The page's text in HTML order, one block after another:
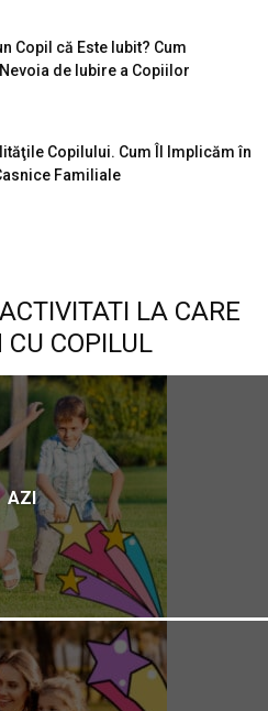
Copil că Este Iubit? Cum
de Iubire a Copiilor
Copilului. Cum Îl Implicăm în
Familiale
LA CARE
CU COPILUL
AZI